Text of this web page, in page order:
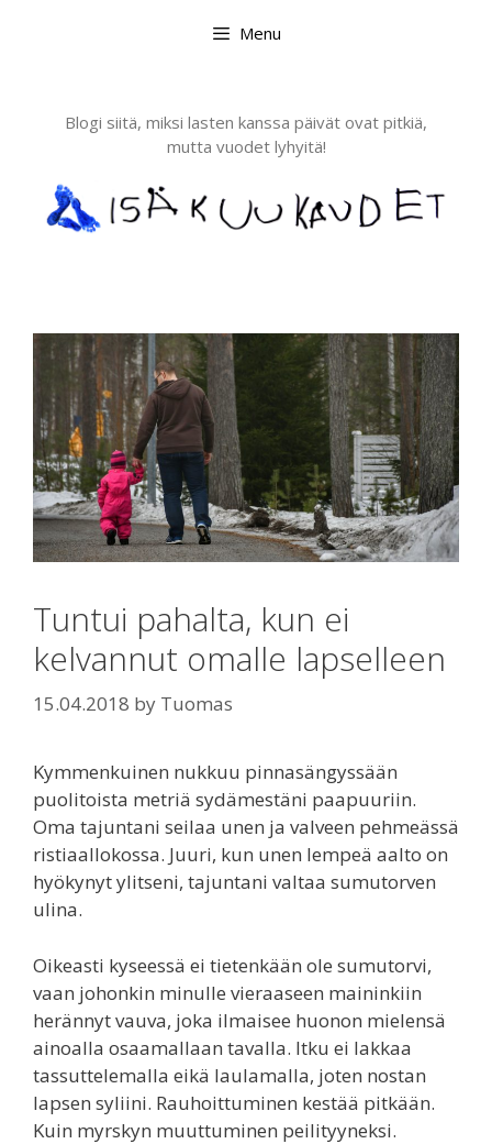
Menu
Blogi siitä, miksi lasten kanssa päivät ovat pitkiä,
mutta vuodet lyhyitä!
Tuntui pahalta, kun ei
kelvannut omalle lapselleen
15.04.2018 by Tuomas
Kymmenkuinen nukkuu pinnasängyssään
puolitoista metriä sydämestäni paapuuriin.
Oma tajuntani seilaa unen ja valveen pehmeässä
ristiaallokossa. Juuri, kun unen lempeä aalto on
hyökynyt ylitseni, tajuntani valtaa sumutorven
ulina.
Oikeasti kyseessä ei tietenkään ole sumutorvi,
vaan johonkin minulle vieraaseen maininkiin
herännyt vauva, joka ilmaisee huonon mielensä
ainoalla osaamallaan tavalla. Itku ei lakkaa
tassuttelemalla eikä laulamalla, joten nostan
lapsen syliini. Rauhoittuminen kestää pitkään.
Kuin myrskyn muuttuminen peilityyneksi.